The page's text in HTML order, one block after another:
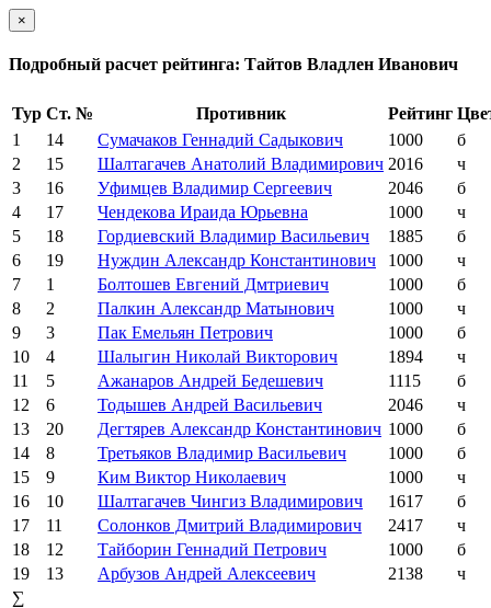
×
Подробный расчет рейтинга: Тайтов Владлен Иванович
Тур Ст. № Противник Рейтинг
1
14 Сумачаков Геннадий Садыкович 1000
б
2
15 Шалтагачев Анатолий Владимирович 2016
ч
3
16 Уфимцев Владимир Сергеевич 2046
б
4
17 Чендекова Ираида Юрьевна 1000
ч
5
18 Гордиевский Владимир Васильевич 1885
б
6
19 Нуждин Александр Константинович 1000
ч
7
1 Болтошев Евгений Дмтриевич 1000
б
8
2 Палкин Александр Матынович 1000
ч
9
3 Пак Емельян Петрович 1000
б
10
4 Шалыгин Николай Викторович 1894
ч
11
5 Ажанаров Андрей Бедешевич 1115
б
12
6 Тодышев Андрей Васильевич 2046
ч
13
20 Дегтярев Александр Константинович 1000
б
14
8 Третьяков Владимир Васильевич 1000
б
15
9 Ким Виктор Николаевич 1000
ч
16
10 Шалтагачев Чингиз Владимирович 1617
б
17
11 Солонков Дмитрий Владимирович 2417
ч
18
12 Тайборин Геннадий Петрович 1000
б
19
13 Арбузов Андрей Алексеевич 2138
ч
∑